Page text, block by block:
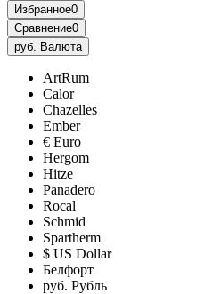
Избранное0
Сравнение0
руб. Валюта
ArtRum
Calor
Chazelles
Ember
€ Euro
Hergom
Hitze
Panadero
Rocal
Schmid
Spartherm
$ US Dollar
Белфорт
руб. Рубль